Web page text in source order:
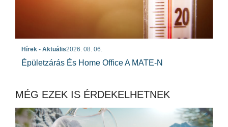
Hírek - Aktuális2026. 08. 06.
Épületzárás És Home Office A MATE-N
MÉG EZEK IS ÉRDEKELHETNEK